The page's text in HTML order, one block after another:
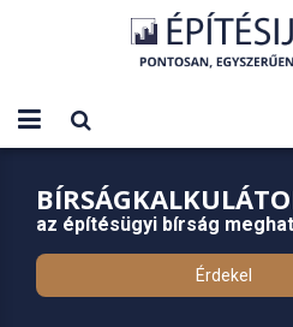
az építésügyi bírság
Érdekel